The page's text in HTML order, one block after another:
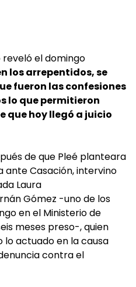
reveló el domingo
los arrepentidos, se
fueron las confesiones
lo que permitieron
que hoy llegó a juicio
de que Pleé planteara
ante Casación, intervino
Laura
Gómez -uno de los
en el Ministerio de
meses preso-, quien
lo actuado en la causa
contra el